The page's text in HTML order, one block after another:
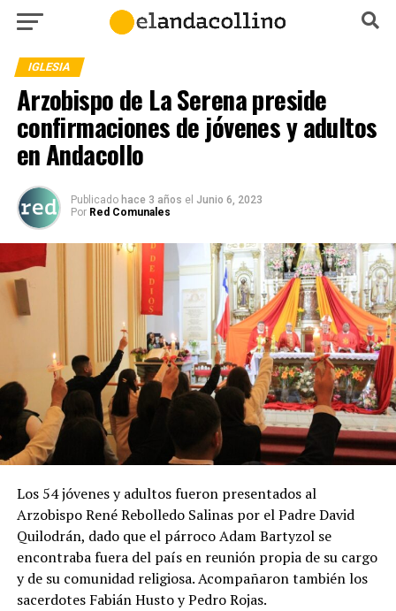
IGLESIA
Arzobispo de La Serena preside
confirmaciones de jóvenes y adultos
en Andacollo
Publicado hace 3 años el Junio 6, 2023
Por Red Comunales
Los 54 jóvenes y adultos fueron presentados al
Arzobispo René Rebolledo Salinas por el Padre David
Quilodrán, dado que el párroco Adam Bartyzol se
encontraba fuera del país en reunión propia de su cargo
y de su comunidad religiosa. Acompañaron también los
sacerdotes Fabián Husto y Pedro Rojas.